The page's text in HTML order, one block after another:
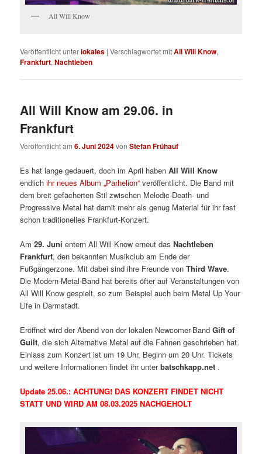
All Will Know
Veröffentlicht unterlokales |Verschlagwortet mitAll Will Know,
Frankfurt,Nachtleben
All Will Know am 29.06. in
Frankfurt
Veröffentlicht am6. Juni 2024vonStefan Frühauf
Es hat lange gedauert, doch im April habenAll Will Know
endlichihr neues Album „Parhelion“ veröffentlicht. Die Band mit
dem breit gefächerten Stil zwischen Melodic-Death- und
Progressive Metal hat damit mehr als genug Material für ihr fast
schon traditionelles Frankfurt-Konzert.
Am 29. Juni entern All Will Know erneut dasNachtleben
Frankfurt, den bekannten Musikclub am Ende der
Fußgängerzone. Mit dabei sind ihre Freunde vonThird Wave.
Die Modern-Metal-Band hat bereits öfter auf Veranstaltungen von
All Will Know gespielt, so zum Beispiel auch beim Metal Up Your
Life in Darmstadt.
Eröffnet wird der Abend von der lokalen Newcomer-BandGift of
Guilt, die sich Alternative Metal auf die Fahnen geschrieben hat.
Einlass zum Konzert ist um 19 Uhr, Beginn um 20 Uhr. Tickets
und weitere Informationen findet ihr unterbatschkapp.net .
Update 25.06.: ACHTUNG! DAS KONZERT FINDET NICHT
STATT UND WIRD AM 08.03.2025 NACHGEHOLT